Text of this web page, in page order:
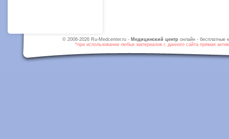
© 2006-2026 Ru-Medcenter.ru - Медицинский центр онлайн - бесплатные
*при использовании любых материалов с данного сайта прямая